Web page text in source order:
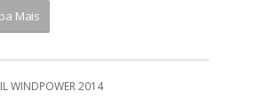
Mais
WINDPOWER 2014